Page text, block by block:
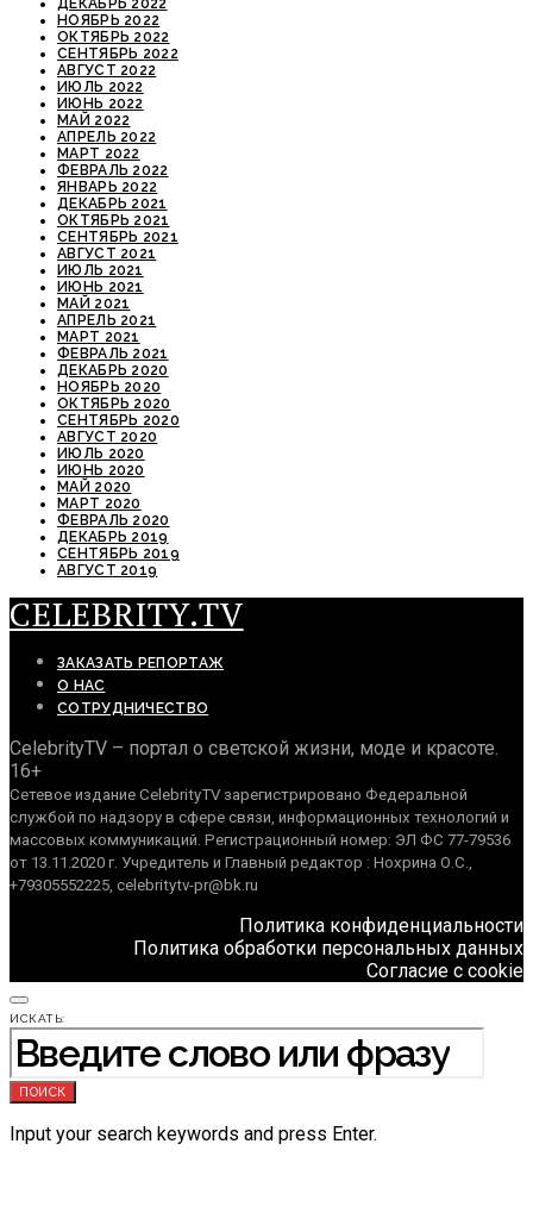
ДЕКАБРЬ 2022
НОЯБРЬ 2022
ОКТЯБРЬ 2022
СЕНТЯБРЬ 2022
АВГУСТ 2022
ИЮЛЬ 2022
ИЮНЬ 2022
МАЙ 2022
АПРЕЛЬ 2022
МАРТ 2022
ФЕВРАЛЬ 2022
ЯНВАРЬ 2022
ДЕКАБРЬ 2021
ОКТЯБРЬ 2021
СЕНТЯБРЬ 2021
АВГУСТ 2021
ИЮЛЬ 2021
ИЮНЬ 2021
МАЙ 2021
АПРЕЛЬ 2021
МАРТ 2021
ФЕВРАЛЬ 2021
ДЕКАБРЬ 2020
НОЯБРЬ 2020
ОКТЯБРЬ 2020
СЕНТЯБРЬ 2020
АВГУСТ 2020
ИЮЛЬ 2020
ИЮНЬ 2020
МАЙ 2020
МАРТ 2020
ФЕВРАЛЬ 2020
ДЕКАБРЬ 2019
СЕНТЯБРЬ 2019
АВГУСТ 2019
CELEBRITY.TV
ЗАКАЗАТЬ РЕПОРТАЖ
О НАС
СОТРУДНИЧЕСТВО
CelebrityTV – портал о светской жизни, моде и красоте.
16+
Сетевое издание CelebrityTV зарегистрировано Федеральной
службой по надзору в сфере связи, информационных технологий и
массовых коммуникаций. Регистрационный номер: ЭЛ ФС 77-79536
от 13.11.2020 г. Учредитель и Главный редактор : Нохрина О.С.,
+79305552225, celebritytv-pr@bk.ru
Политика конфиденциальности
Политика обработки персональных данных
Согласие с cookie
ИСКАТЬ:
ПОИСК
Input your search keywords and press Enter.